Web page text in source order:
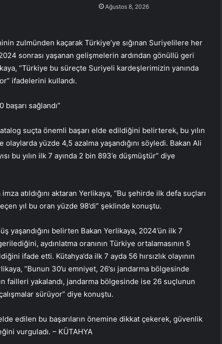
Ağustos 8, 2026
zulmünden kaçarak Türkiye’ye sığınan Suriyelilere her
2024 sonrası yaşanan gelişmelerin ardından gönüllü geri
“Türkiye bu süreçte Suriyeli kardeşlerimizin yanında
ifadelerini kullandı.
başarı sağlandı”
suçta önemli başarı elde edildiğini belirterek, bu yılın
olaylarda yüzde 4,5 azalma yaşandığını söyledi. Bakan Ali
bu yılın ilk 7 ayında 2 bin 893’e düşmüştür” diye
atıldığını aktaran Yerlikaya, “Bu şehirde ilk defa suçları
yıl bu oran yüzde 98’di” şeklinde konuştu.
yaşandığını belirten Bakan Yerlikaya, 2024’ün ilk 7
aydınlatma oranının Türkiye ortalamasının 5
ifade etti. Kütahya’da ilk 7 ayda 56 hırsızlık olayının
“Bunun 30’u emniyet, 26’sı jandarma bölgesinde
failleri yakalandı, jandarma bölgesinde ise 26 suçlunun
sürüyor” diye konuştu.
edilen bu başarıların önemine dikkat çekerek, güvenlik
vurguladı. – KÜTAHYA